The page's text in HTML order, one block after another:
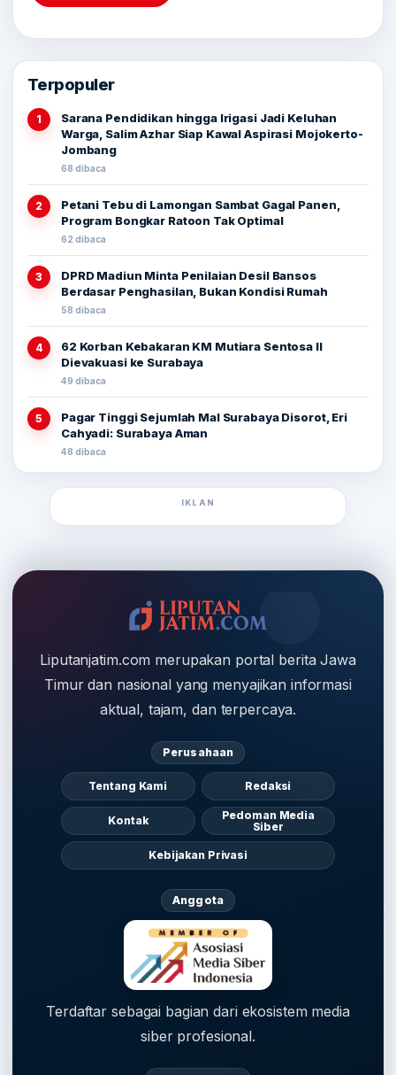
Terpopuler
1
Sarana Pendidikan hingga Irigasi Jadi Keluhan
Warga, Salim Azhar Siap Kawal Aspirasi Mojokerto-
Jombang
68 dibaca
2
Petani Tebu di Lamongan Sambat Gagal Panen,
Program Bongkar Ratoon Tak Optimal
62 dibaca
3
DPRD Madiun Minta Penilaian Desil Bansos
Berdasar Penghasilan, Bukan Kondisi Rumah
58 dibaca
4
62 Korban Kebakaran KM Mutiara Sentosa II
Dievakuasi ke Surabaya
49 dibaca
5
Pagar Tinggi Sejumlah Mal Surabaya Disorot, Eri
Cahyadi: Surabaya Aman
48 dibaca
IKLAN
Liputanjatim.com merupakan portal berita Jawa
Timur dan nasional yang menyajikan informasi
aktual, tajam, dan terpercaya.
Perusahaan
Tentang Kami Redaksi
Kontak
Pedoman Media
Siber
Kebijakan Privasi
Anggota
Terdaftar sebagai bagian dari ekosistem media
siber profesional.